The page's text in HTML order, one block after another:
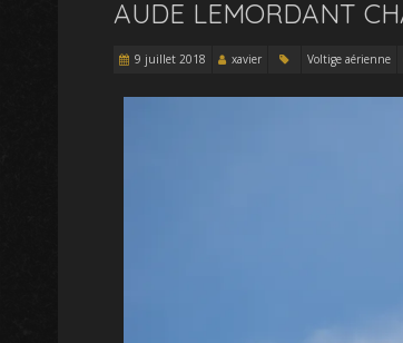
AUDE LEMORDANT
9 juillet 2018 xavier Voltige aérienne